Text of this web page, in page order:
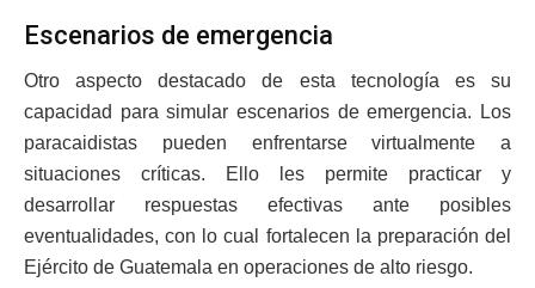
Escenarios de emergencia
Otro aspecto destacado de esta tecnología es su
capacidad para simular escenarios de emergencia. Los
paracaidistas pueden enfrentarse virtualmente a
situaciones críticas. Ello les permite practicar y
desarrollar respuestas efectivas ante posibles
eventualidades, con lo cual fortalecen la preparación del
Ejército de Guatemala en operaciones de alto riesgo.